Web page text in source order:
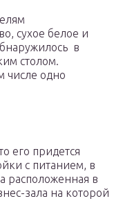
сухое белое и
в
столом.
числе одно
его придется
с питанием, в
расположенная в
зала на которой